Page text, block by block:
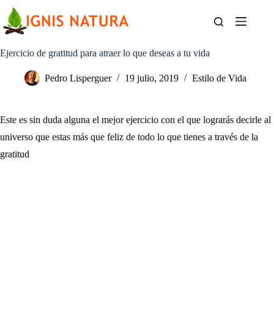
contenido
Ejercicio de gratitud para atraer lo que deseas a tu vida
Pedro Lisperguer 19 julio, 2019 Estilo de Vida
Este es sin duda alguna el mejor ejercicio con el que lograrás decirle al
universo que estas más que feliz de todo lo que tienes a través de la
gratitud